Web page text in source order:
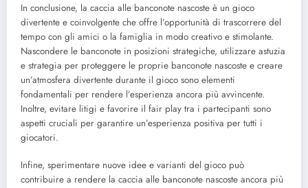
In conclusione, la caccia alle banconote nascoste è un gioco
divertente e coinvolgente che offre l’opportunità di trascorrere del
tempo con gli amici o la famiglia in modo creativo e stimolante.
Nascondere le banconote in posizioni strategiche, utilizzare astuzia
e strategia per proteggere le proprie banconote nascoste e creare
un’atmosfera divertente durante il gioco sono elementi
fondamentali per rendere l’esperienza ancora più avvincente.
Inoltre, evitare litigi e favorire il fair play tra i partecipanti sono
aspetti cruciali per garantire un’esperienza positiva per tutti i
giocatori.
Infine, sperimentare nuove idee e varianti del gioco può
contribuire a rendere la caccia alle banconote nascoste ancora più